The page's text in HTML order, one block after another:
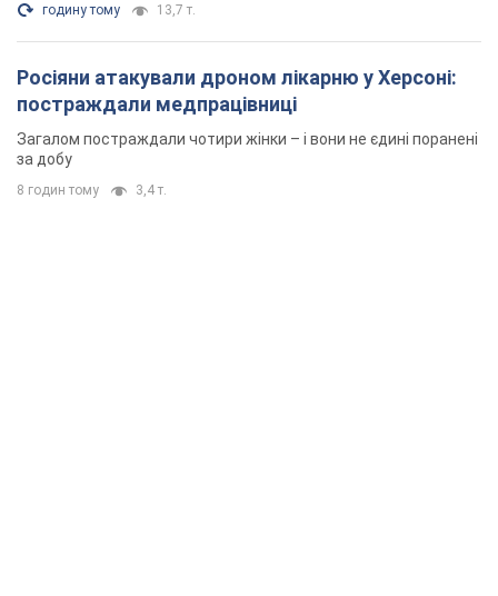
годину тому 13,7 т.
Росіяни атакували дроном лікарню у Херсоні:
постраждали медпрацівниці
Загалом постраждали чотири жінки – і вони не єдині поранені
за добу
8 годин тому 3,4 т.